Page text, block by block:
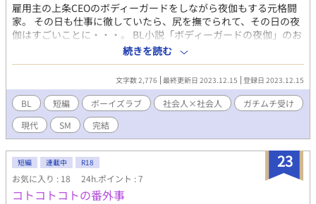
雇用主の上条CEOのボディーガードをしながら夜伽もする元格闘
家。 その日も仕事に徹していたら、尻を撫でられて、その日の夜
伽はすごいことに・・・。 BL小説「ボディーガードの夜伽」のお
まけの短編です。R18。 元の「ボディーガードの夜伽」はBL短編
集に収録。 電子書籍で販売中。 詳細を知れるブログのリンクは↓
続きを読む
文字数 2,776 最終更新日 2023.12.15 登録日 2023.12.15
BL 短編 ボーイズラブ 社会人×社会人
ガチムチ受け
現代
SM 完結
23
短編 連載中 R18
お気に入り : 18 24h.ポイント : 7
コトコトコトの番外事